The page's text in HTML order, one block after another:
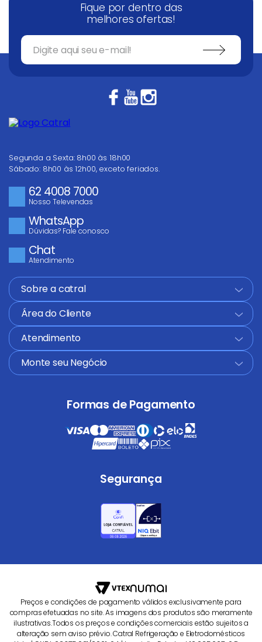
Avalie o produto de 1 a 5 estrelas
★
Seu nome
ENVIAR AVALIAÇÃO
Fique por dentro das
melhores ofertas!
Segunda a Sexta: 8h00 às 18h00
Sábado: 8h00 às 12h00, exceto feriados.
62 4008 7000
Nosso Televendas
WhatsApp
Dúvidas? Fale conosco
Chat
Atendimento
Sobre a catral
+
Área do Cliente
+
Atendimento
+
Monte seu Negócio
+
Formas de Pagamento
Segurança
Preços e condições de pagamento válidos exclusivamente para
compras efetuadas no site. As imagens dos produtos são meramente
ilustrativas.Todos os preços e condições comerciais estão sujeitos a
alteração sem aviso prévio. Catral Refrigeração e Eletrodomésticos